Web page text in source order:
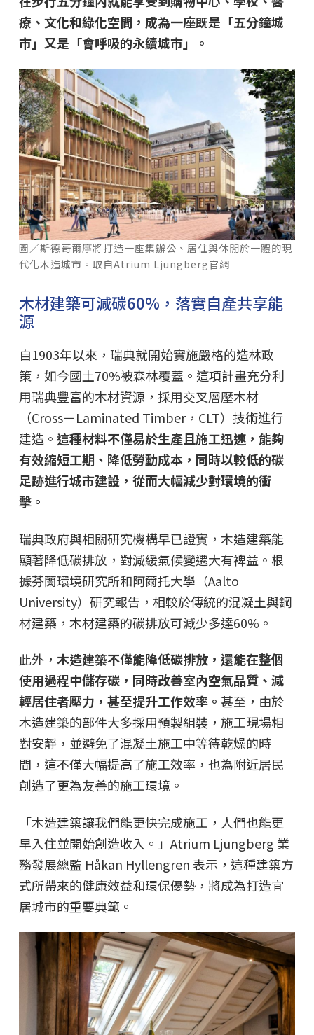
療、文化和綠化空間，成為一座既是「五分鐘城
市」又是「會呼吸的永續城市」。
圖／斯德哥爾摩將打造一座集辦公、居住與休閒於一體的現
代化木造城市。取自Atrium Ljungberg官網
木材建築可減碳60%，落實自產共享能
源
自1903年以來，瑞典就開始實施嚴格的造林政
策，如今國土70%被森林覆蓋。這項計畫充分利
用瑞典豐富的木材資源，採用交叉層壓木材
（Cross－Laminated Timber，CLT）技術進行
建造。 這種材料不僅易於生產且施工迅速，能夠
有效縮短工期、降低勞動成本，同時以較低的碳
足跡進行城市建設，從而大幅減少對環境的衝
擊。
瑞典政府與相關研究機構早已證實，木造建築能
顯著降低碳排放，對減緩氣候變遷大有裨益。根
據芬蘭環境研究所和阿爾托大學（Aalto
University）研究報告，相較於傳統的混凝土與鋼
材建築，木材建築的碳排放可減少多達60%。
此外， 木造建築不僅能降低碳排放，還能在整個
使用過程中儲存碳，同時改善室內空氣品質、減
輕居住者壓力，甚至提升工作效率。 甚至，由於
木造建築的部件大多採用預製組裝，施工現場相
對安靜，並避免了混凝土施工中等待乾燥的時
間，這不僅大幅提高了施工效率，也為附近居民
創造了更為友善的施工環境。
「木造建築讓我們能更快完成施工，人們也能更
早入住並開始創造收入。」Atrium Ljungberg 業
務發展總監 Håkan Hyllengren 表示，這種建築方
式所帶來的健康效益和環保優勢，將成為打造宜
居城市的重要典範。